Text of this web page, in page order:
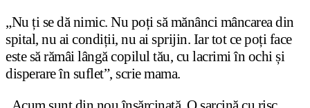
„Nu ți se dă nimic. Nu poți să mănânci mâncarea din
spital, nu ai condiții, nu ai sprijin. Iar tot ce poți face
este să rămâi lângă copilul tău, cu lacrimi în ochi și
disperare în suflet”, scrie mama.